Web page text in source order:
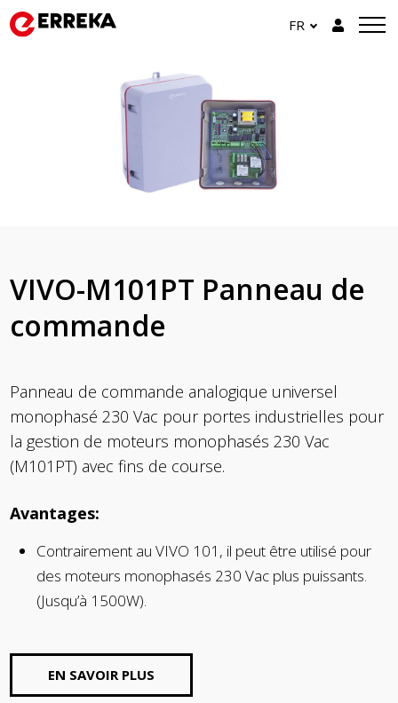
FR
VIVO-M101PT Panneau de
commande
Panneau de commande analogique universel
monophasé 230 Vac pour portes industrielles pour
la gestion de moteurs monophasés 230 Vac
(M101PT) avec fins de course.
Avantages:
Contrairement au VIVO 101, il peut être utilisé pour
des moteurs monophasés 230 Vac plus puissants.
(Jusqu’à 1500W).
EN SAVOIR PLUS